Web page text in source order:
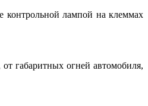
контрольной лампой на клеммах
габаритных огней автомобиля,